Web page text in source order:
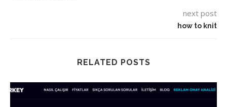
next post
how to knit
RELATED POSTS